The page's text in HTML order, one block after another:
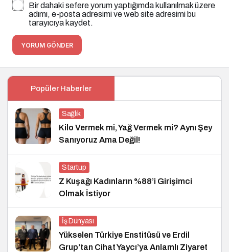
Bir dahaki sefere yorum yaptığımda kullanılmak üzere
adımı, e-posta adresimi ve web site adresimi bu
tarayıcıya kaydet.
YORUM GÖNDER
Popüler Haberler
Sağlık
Kilo Vermek mi, Yağ Vermek mi? Aynı Şey
Sanıyoruz Ama Değil!
Startup
Z Kuşağı Kadınların %88’i Girişimci
Olmak İstiyor
İş Dünyası
Yükselen Türkiye Enstitüsü ve Erdil
Grup’tan Cihat Yaycı’ya Anlamlı Ziyaret